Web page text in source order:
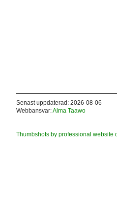
Senast uppdaterad: 2026-08-06
Webbansvar:Alma Taawo
Thumbshots by professional website